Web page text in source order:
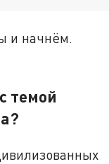
и начнём.
темой